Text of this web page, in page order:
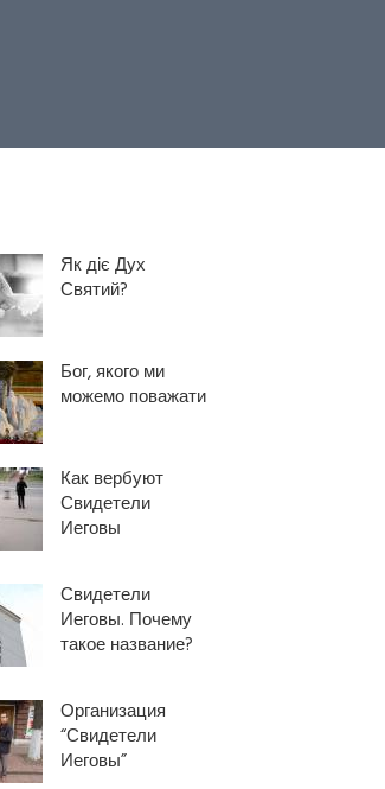
Як діє Дух
Святий?
Бог, якого ми
можемо поважати
Как вербуют
Свидетели
Иеговы
Свидетели
Иеговы. Почему
такое название?
Организация
“Свидетели
Иеговы”